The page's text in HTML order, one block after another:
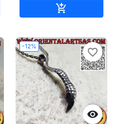

-12%

favorite_border